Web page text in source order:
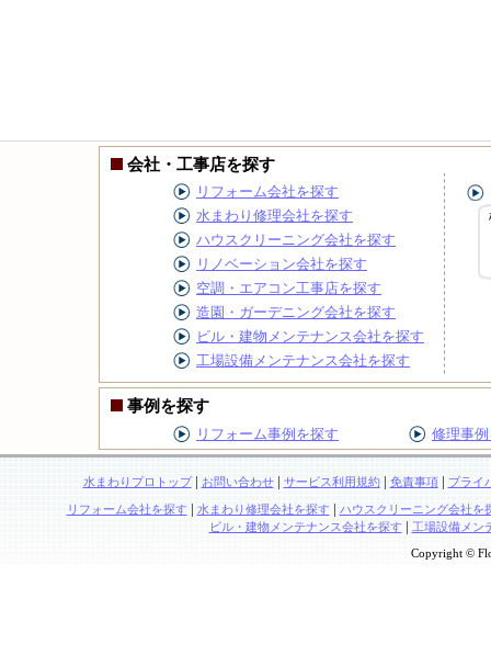
会社・工事店を探す
リフォーム会社を探す
水まわり修理会社を探す
ハウスクリーニング会社を探す
リノベーション会社を探す
空調・エアコン工事店を探す
造園・ガーデニング会社を探す
ビル・建物メンテナンス会社を探す
工場設備メンテナンス会社を探す
事例を探す
リフォーム事例を探す 修理事
水まわりプロトップ| お問い合わせ| サービス利用規約| 免責事項| プライ
リフォーム会社を探す | 水まわり修理会社を探す | ハウスクリーニング会社を
ビル・建物メンテナンス会社を探す| 工場設備メン
Copyright ©